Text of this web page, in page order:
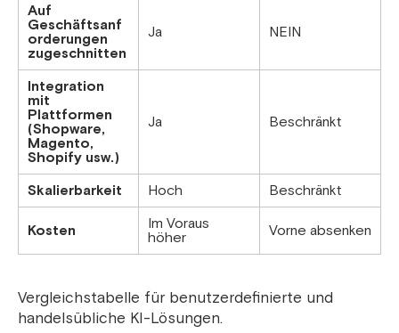
Auf
Geschäftsanf
orderungen
zugeschnitten
Ja NEIN
Integration
mit
Plattformen
(Shopware,
Magento,
Shopify usw.)
Ja Beschränkt
Skalierbarkeit Hoch Beschränkt
Kosten
Im Voraus
höher
Vorne absenken
Vergleichstabelle für benutzerdefinierte und
handelsübliche KI-Lösungen.